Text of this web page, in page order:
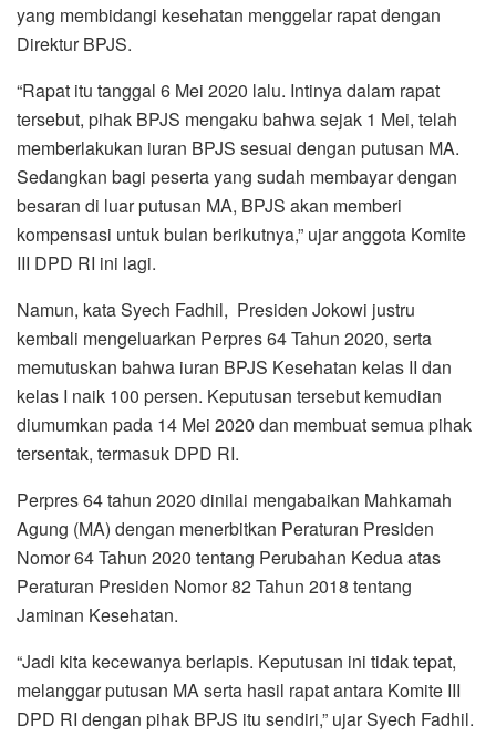
yang membidangi kesehatan menggelar rapat dengan
Direktur BPJS.
“Rapat itu tanggal 6 Mei 2020 lalu. Intinya dalam rapat
tersebut, pihak BPJS mengaku bahwa sejak 1 Mei, telah
memberlakukan iuran BPJS sesuai dengan putusan MA.
Sedangkan bagi peserta yang sudah membayar dengan
besaran di luar putusan MA, BPJS akan memberi
kompensasi untuk bulan berikutnya,” ujar anggota Komite
III DPD RI ini lagi.
Namun, kata Syech Fadhil, Presiden Jokowi justru
kembali mengeluarkan Perpres 64 Tahun 2020, serta
memutuskan bahwa iuran BPJS Kesehatan kelas II dan
kelas I naik 100 persen. Keputusan tersebut kemudian
diumumkan pada 14 Mei 2020 dan membuat semua pihak
tersentak, termasuk DPD RI.
Perpres 64 tahun 2020 dinilai mengabaikan Mahkamah
Agung (MA) dengan menerbitkan Peraturan Presiden
Nomor 64 Tahun 2020 tentang Perubahan Kedua atas
Peraturan Presiden Nomor 82 Tahun 2018 tentang
Jaminan Kesehatan.
“Jadi kita kecewanya berlapis. Keputusan ini tidak tepat,
melanggar putusan MA serta hasil rapat antara Komite III
DPD RI dengan pihak BPJS itu sendiri,” ujar Syech Fadhil.